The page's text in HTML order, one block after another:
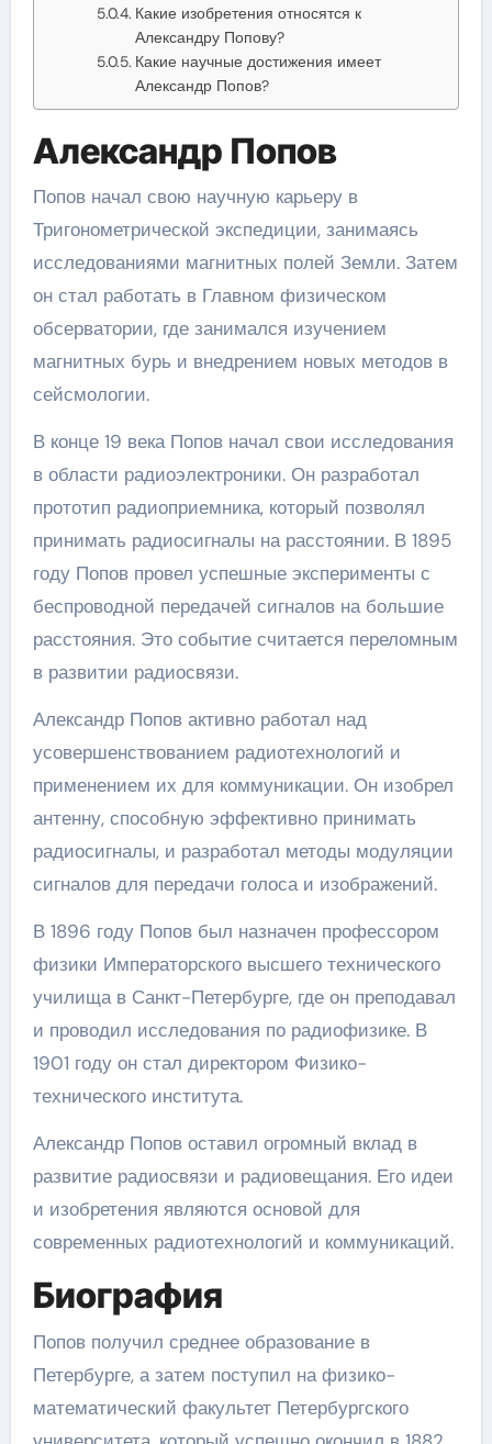
Какие изобретения относятся к
Александру Попову?
Какие научные достижения имеет
Александр Попов?
Александр Попов
Попов начал свою научную карьеру в
Тригонометрической экспедиции, занимаясь
исследованиями магнитных полей Земли. Затем
он стал работать в Главном физическом
обсерватории, где занимался изучением
магнитных бурь и внедрением новых методов в
сейсмологии.
В конце 19 века Попов начал свои исследования
в области радиоэлектроники. Он разработал
прототип радиоприемника, который позволял
принимать радиосигналы на расстоянии. В 1895
году Попов провел успешные эксперименты с
беспроводной передачей сигналов на большие
расстояния. Это событие считается переломным
в развитии радиосвязи.
Александр Попов активно работал над
усовершенствованием радиотехнологий и
применением их для коммуникации. Он изобрел
антенну, способную эффективно принимать
радиосигналы, и разработал методы модуляции
сигналов для передачи голоса и изображений.
В 1896 году Попов был назначен профессором
физики Императорского высшего технического
училища в Санкт-Петербурге, где он преподавал
и проводил исследования по радиофизике. В
1901 году он стал директором Физико-
технического института.
Александр Попов оставил огромный вклад в
развитие радиосвязи и радиовещания. Его идеи
и изобретения являются основой для
современных радиотехнологий и коммуникаций.
Биография
Попов получил среднее образование в
Петербурге, а затем поступил на физико-
математический факультет Петербургского